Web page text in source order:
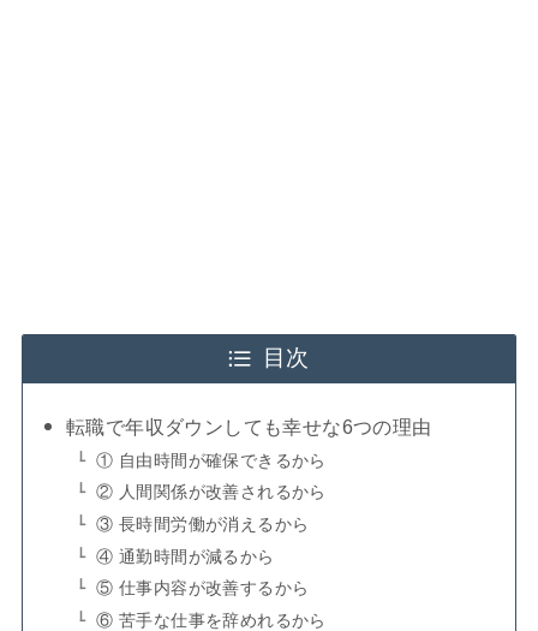
目次
転職で年収ダウンしても幸せな6つの理由
① 自由時間が確保できるから
② 人間関係が改善されるから
③ 長時間労働が消えるから
④ 通勤時間が減るから
⑤ 仕事内容が改善するから
⑥ 苦手な仕事を辞めれるから